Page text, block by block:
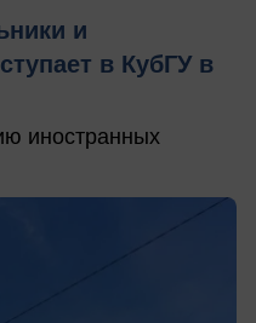
и
в КубГУ в
иностранных